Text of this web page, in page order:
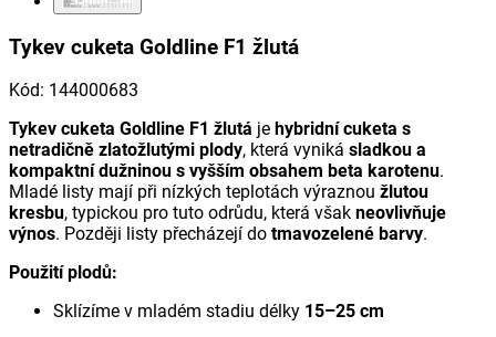
Tykev cuketa Goldline F1 žlutá
Kód: 144000683
Tykev cuketa Goldline F1 žlutá je hybridní cuketa s
netradičně zlatožlutými plody, která vyniká sladkou a
kompaktní dužninou s vyšším obsahem beta karotenu.
Mladé listy mají při nízkých teplotách výraznou žlutou
kresbu, typickou pro tuto odrůdu, která však neovlivňuje
výnos. Později listy přecházejí do tmavozelené barvy.
Použití plodů:
Sklízíme v mladém stadiu délky 15–25 cm